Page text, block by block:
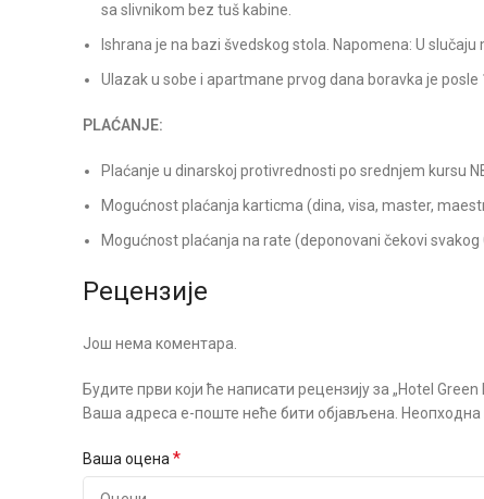
sa slivnikom bez tuš kabine.
Ishrana je na bazi švedskog stola. Napomena: U
Ulazak u sobe i apartmane prvog dana boravka je
PLAĆANJE:
Plaćanje u dinarskoj protivrednosti po srednjem kursu
Mogućnost plaćanja karticma (dina, visa, master,
Mogućnost plaćanja na rate (deponovani čekovi
Рецензије
Још нема коментара.
Будите први који ће написати рецензију за „Hotel
Ваша адреса е-поште неће бити објављена.
Ваша оцена*